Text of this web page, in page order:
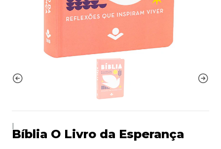
Bíblia O Livro da Esperança